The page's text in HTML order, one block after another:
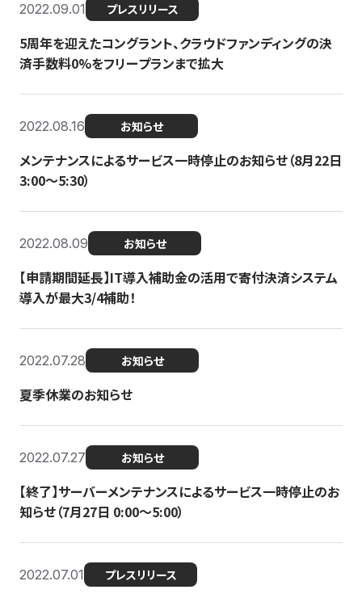
2022.09.01 プレスリリース
5周年を迎えたコングラント、クラウドファンディングの決
済手数料0%をフリープランまで拡大
2022.08.16 お知らせ
メンテナンスによるサービス一時停止のお知らせ（8月22日
3:00〜5:30）
2022.08.09 お知らせ
【申請期間延長】IT導入補助金の活用で寄付決済システム
導入が最大3/4補助！
2022.07.28 お知らせ
夏季休業のお知らせ
2022.07.27 お知らせ
【終了】サーバーメンテナンスによるサービス一時停止のお
知らせ（7月27日 0:00〜5:00）
2022.07.01 プレスリリース